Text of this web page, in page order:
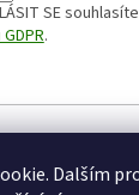
Dalším
SE
.
Shoptet.cz